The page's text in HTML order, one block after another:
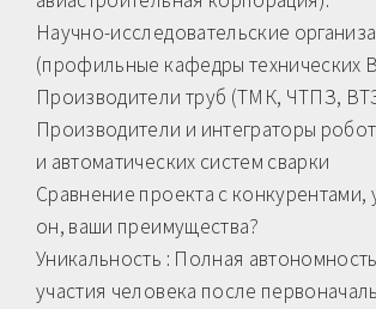
Научно-исследовательские
(профильные кафедры технических
Производители труб (ТМК, ЧТПЗ,
Производители и интеграторы
и автоматических систем сварки
Сравнение проекта с конкурентами,
он, ваши преимущества?
Уникальность : Полная
участия человека после